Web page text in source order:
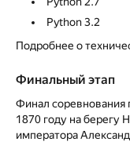
Python 3.2
Подробнее о
Финальный этап
Финал соревнования
1870 году на берегу
императора